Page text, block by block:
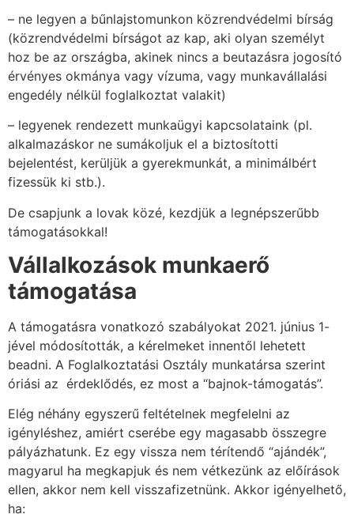
– ne legyen a bűnlajstomunkon közrendvédelmi bírság
(közrendvédelmi bírságot az kap, aki olyan személyt
hoz be az országba, akinek nincs a beutazásra jogosító
érvényes okmánya vagy vízuma, vagy munkavállalási
engedély nélkül foglalkoztat valakit)
– legyenek rendezett munkaügyi kapcsolataink (pl.
alkalmazáskor ne sumákoljuk el a biztosítotti
bejelentést, kerüljük a gyerekmunkát, a minimálbért
fizessük ki stb.).
De csapjunk a lovak közé, kezdjük a legnépszerűbb
támogatásokkal!
Vállalkozások munkaerő
támogatása
A támogatásra vonatkozó szabályokat 2021. június 1-
jével módosították, a kérelmeket innentől lehetett
beadni. A Foglalkoztatási Osztály munkatársa szerint
óriási az érdeklődés, ez most a “bajnok-támogatás”.
Elég néhány egyszerű feltételnek megfelelni az
igényléshez, amiért cserébe egy magasabb összegre
pályázhatunk. Ez egy vissza nem térítendő “ajándék”,
magyarul ha megkapjuk és nem vétkezünk az előírások
ellen, akkor nem kell visszafizetnünk. Akkor igényelhető,
ha: